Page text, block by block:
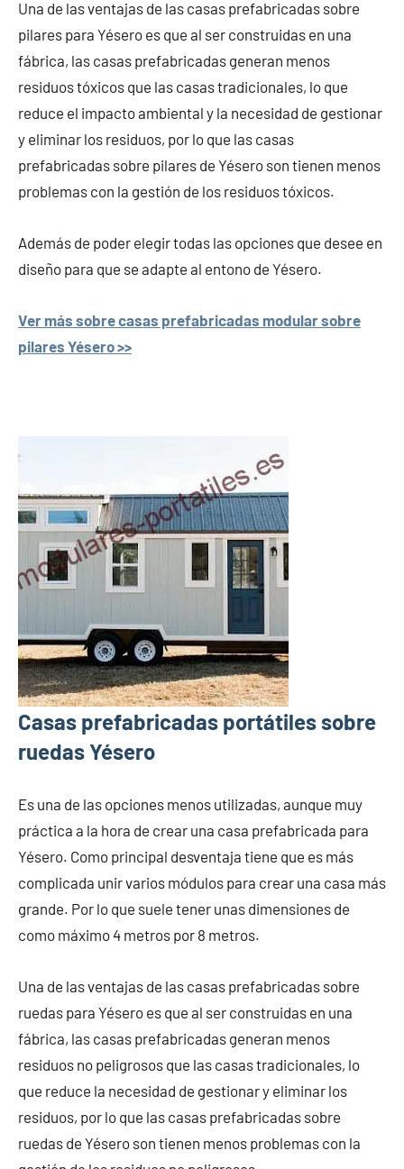
Una de las ventajas de las casas prefabricadas sobre
pilares para Yésero es que al ser construidas en una
fábrica, las casas prefabricadas generan menos
residuos tóxicos que las casas tradicionales, lo que
reduce el impacto ambiental y la necesidad de gestionar
y eliminar los residuos, por lo que las casas
prefabricadas sobre pilares de Yésero son tienen menos
problemas con la gestión de los residuos tóxicos.
Además de poder elegir todas las opciones que desee en
diseño para que se adapte al entono de Yésero.
Ver más sobre casas prefabricadas modular sobre
pilares Yésero >>
Casas prefabricadas portátiles sobre
ruedas Yésero
Es una de las opciones menos utilizadas, aunque muy
práctica a la hora de crear una casa prefabricada para
Yésero. Como principal desventaja tiene que es más
complicada unir varios módulos para crear una casa más
grande. Por lo que suele tener unas dimensiones de
como máximo 4 metros por 8 metros.
Una de las ventajas de las casas prefabricadas sobre
ruedas para Yésero es que al ser construidas en una
fábrica, las casas prefabricadas generan menos
residuos no peligrosos que las casas tradicionales, lo
que reduce la necesidad de gestionar y eliminar los
residuos, por lo que las casas prefabricadas sobre
ruedas de Yésero son tienen menos problemas con la